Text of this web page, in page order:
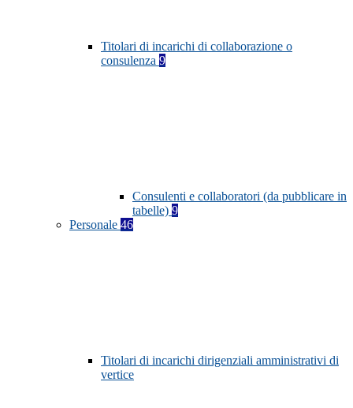
Titolari di incarichi di collaborazione o
consulenza 9
Consulenti e collaboratori (da pubblicare in
tabelle) 9
Personale 46
Titolari di incarichi dirigenziali amministrativi di
vertice